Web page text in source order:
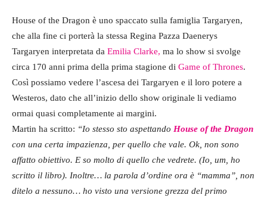
House of the Dragon è uno spaccato sulla famiglia Targaryen,
che alla fine ci porterà la stessa Regina Pazza Daenerys
Targaryen interpretata da Emilia Clarke, ma lo show si svolge
circa 170 anni prima della prima stagione di Game of Thrones.
Così possiamo vedere l’ascesa dei Targaryen e il loro potere a
Westeros, dato che all’inizio dello show originale li vediamo
ormai quasi completamente ai margini.
Martin ha scritto: “Io stesso sto aspettando House of the Dragon
con una certa impazienza, per quello che vale. Ok, non sono
affatto obiettivo. E so molto di quello che vedrete. (Io, um, ho
scritto il libro). Inoltre… la parola d’ordine ora è “mamma”, non
ditelo a nessuno… ho visto una versione grezza del primo